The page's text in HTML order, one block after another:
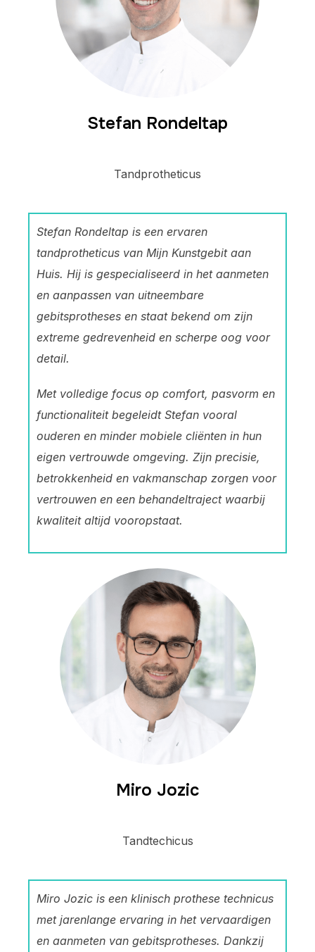
Stefan Rondeltap
Tandprotheticus
Stefan Rondeltap is een ervaren
tandprotheticus van Mijn Kunstgebit aan
Huis. Hij is gespecialiseerd in het aanmeten
en aanpassen van uitneembare
gebitsprotheses en staat bekend om zijn
extreme gedrevenheid en scherpe oog voor
detail.
Met volledige focus op comfort, pasvorm en
functionaliteit begeleidt Stefan vooral
ouderen en minder mobiele cliënten in hun
eigen vertrouwde omgeving. Zijn precisie,
betrokkenheid en vakmanschap zorgen voor
vertrouwen en een behandeltraject waarbij
kwaliteit altijd vooropstaat.
Miro Jozic
Tandtechicus
Miro Jozic is een klinisch prothese technicus
met jarenlange ervaring in het vervaardigen
en aanmeten van gebitsprotheses. Dankzij